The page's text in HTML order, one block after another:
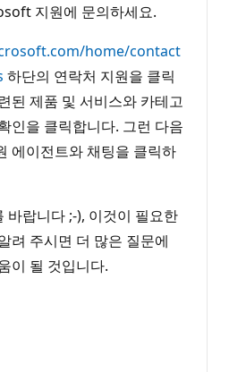
지원에 문의하세요.
home/contact
하단의 연락처 지원을 클릭
된 제품 및 서비스와 카테고
인을 클릭합니다. 그런 다음
에이전트와 채팅을 클릭하
바랍니다 ;-), 이것이 필요한
려 주시면 더 많은 질문에
이 될 것입니다.